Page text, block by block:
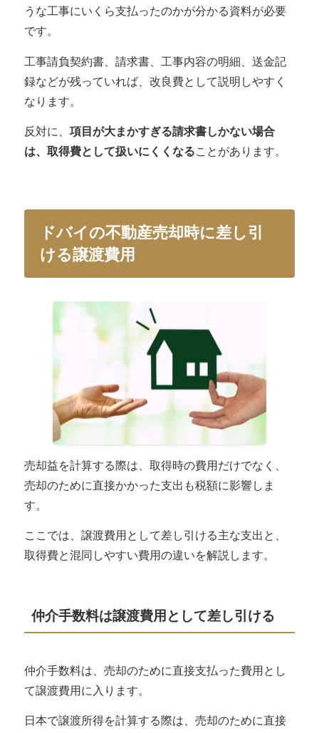
うな工事にいくら支払ったのかが分かる資料が必要
です。
工事請負契約書、請求書、工事内容の明細、送金記
録などが残っていれば、改良費として説明しやすく
なります。
反対に、 項目が大まかすぎる請求書しかない場合
は、取得費として扱いにくくなることがあります。
ドバイの不動産売却時に差し引
ける譲渡費用
売却益を計算する際は、取得時の費用だけでなく、
売却のために直接かかった支出も税額に影響しま
す。
ここでは、譲渡費用として差し引ける主な支出と、
取得費と混同しやすい費用の違いを解説します。
仲介手数料は譲渡費用として差し引ける
仲介手数料は、 売却のために直接支払った費用とし
て譲渡費用に入ります。
日本で譲渡所得を計算する際は、売却のために直接